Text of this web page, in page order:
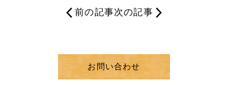
前の記事次の記事
お問い合わせ